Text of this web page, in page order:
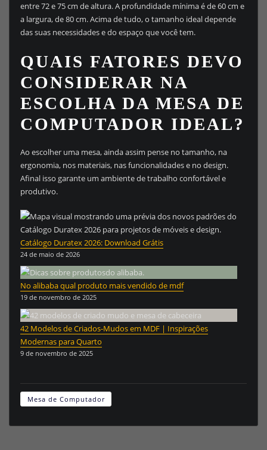
entre 72 e 75 cm de altura. A profundidade mínima é de 60 cm e
a largura, de 80 cm. Acima de tudo, o tamanho ideal depende
das suas necessidades e do espaço que você tem.
QUAIS FATORES DEVO
CONSIDERAR NA
ESCOLHA DA MESA DE
COMPUTADOR IDEAL?
Ao escolher uma mesa, ainda assim pense no tamanho, na
ergonomia, nos materiais, nas funcionalidades e no design.
Afinal isso garante um ambiente de trabalho confortável e
produtivo.
Catálogo Duratex 2026: Download Grátis
24 de maio de 2026
No alibaba qual produto mais vendido de mdf
19 de novembro de 2025
42 Modelos de Criados-Mudos em MDF | Inspirações
Modernas para Quarto
9 de novembro de 2025
Mesa de Computador